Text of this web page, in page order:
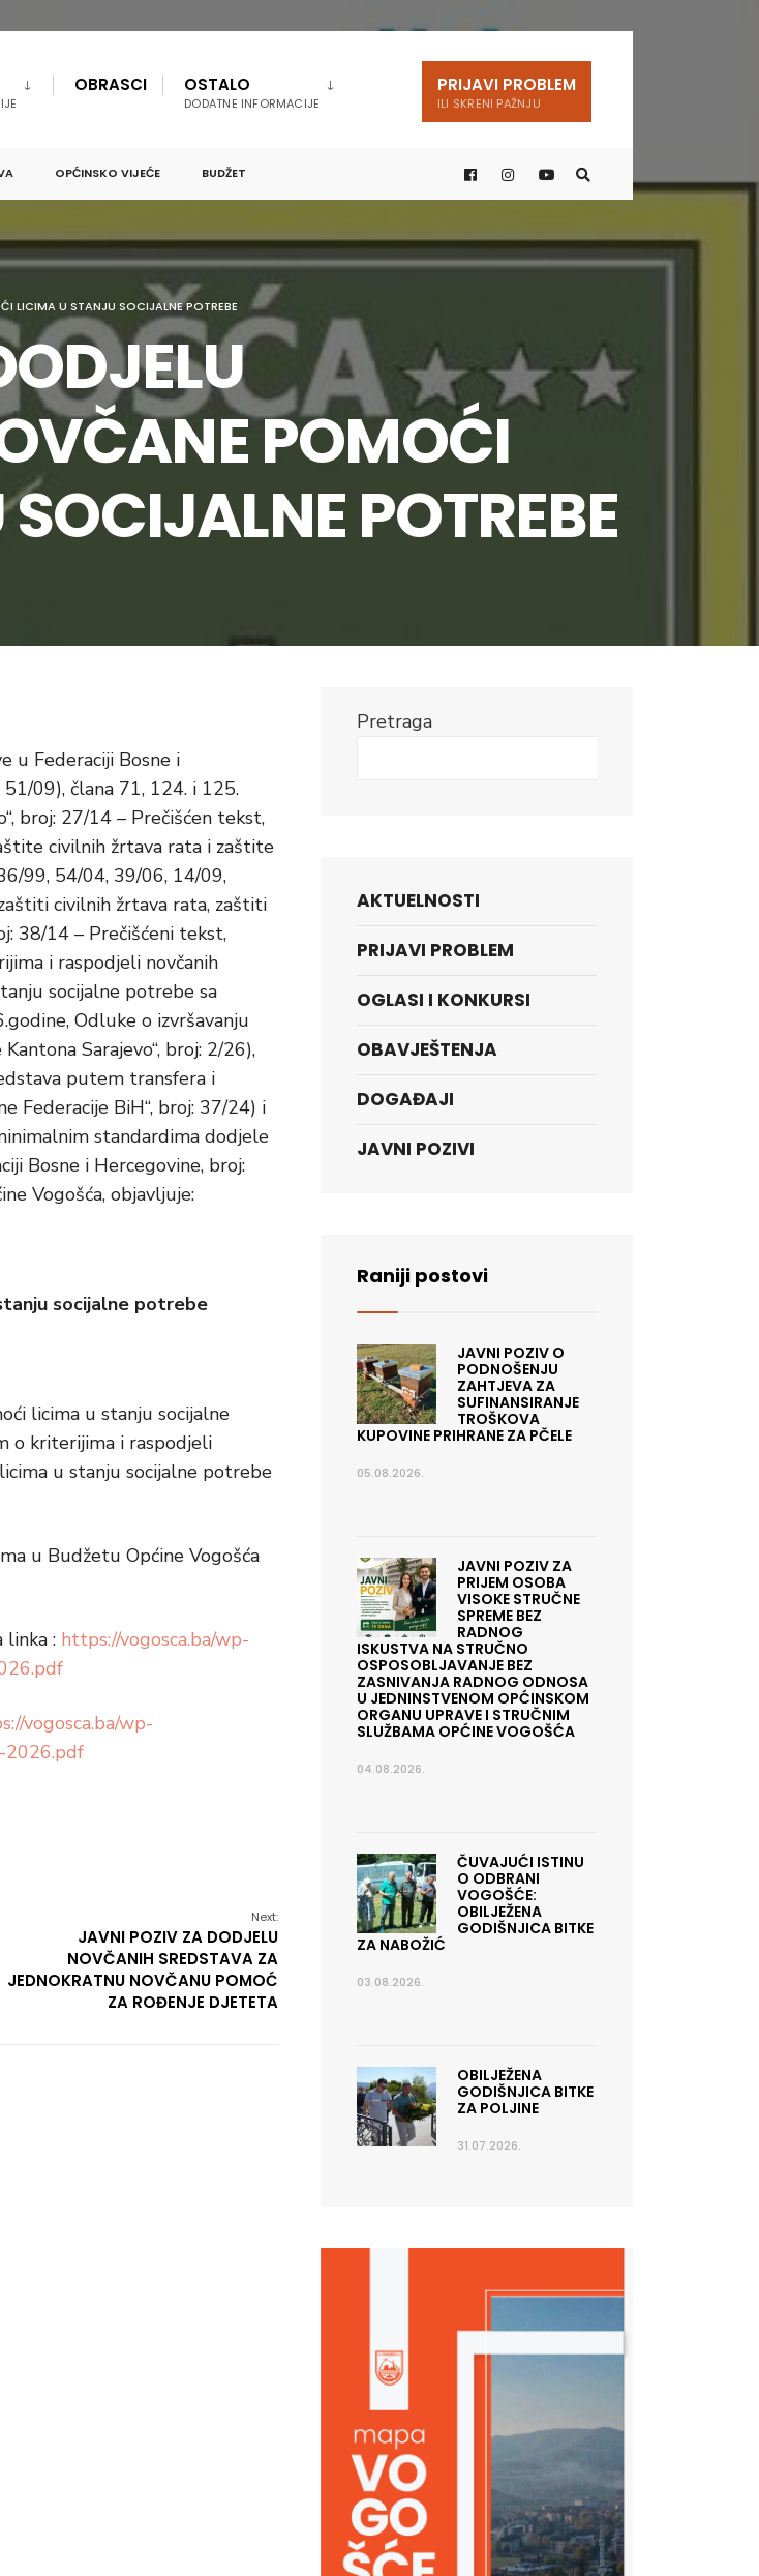
OBRASCI OSTALO
DODATNE INFORMACIJE
PRIJAVI PROBLEM
ILI SKRENI PAŽNJU
OPĆINSKO VIJEĆE BUDŽET
LICIMA U STANJU SOCIJALNE POTREBE
POMOĆI
POTREBE
u Federaciji Bosne i
09), člana 71, 124. i 125.
broj: 27/14 – Prečišćen tekst,
civilnih žrtava rata i zaštite
99, 54/04, 39/06, 14/09,
civilnih žrtava rata, zaštiti
38/14 – Prečišćeni tekst,
i raspodjeli novčanih
socijalne potrebe sa
Odluke o izvršavanju
Sarajevo“, broj: 2/26),
putem transfera i
Federacije BiH“, broj: 37/24) i
standardima dodjele
Bosne i Hercegovine, broj:
Vogošća, objavljuje:
socijalne potrebe
licima u stanju socijalne
o kriterijima i raspodjeli
u stanju socijalne potrebe
u Budžetu Općine Vogošća
linka : https://vogosca.ba/wp-
vogosca.ba/wp-
2026.pdf
Next:
JAVNI POZIV ZA DODJELU
NOVČANIH SREDSTAVA ZA
JEDNOKRATNU NOVČANU POMOĆ
ZA ROĐENJE DJETETA
Pretraga
AKTUELNOSTI
PRIJAVI PROBLEM
OGLASI I KONKURSI
OBAVJEŠTENJA
DOGAĐAJI
JAVNI POZIVI
Raniji postovi
JAVNI POZIV O
PODNOŠENJU
ZAHTJEVA ZA
SUFINANSIRANJE
TROŠKOVA
KUPOVINE PRIHRANE ZA PČELE
05.08.2026.
JAVNI POZIV ZA
PRIJEM OSOBA
VISOKE STRUČNE
SPREME BEZ
RADNOG
ISKUSTVA NA STRUČNO
OSPOSOBLJAVANJE BEZ
ZASNIVANJA RADNOG ODNOSA
U JEDNINSTVENOM OPĆINSKOM
ORGANU UPRAVE I STRUČNIM
SLUŽBAMA OPĆINE VOGOŠĆA
04.08.2026.
ČUVAJUĆI ISTINU
O ODBRANI
VOGOŠĆE:
OBILJEŽENA
GODIŠNJICA BITKE
ZA NABOŽIĆ
03.08.2026.
OBILJEŽENA
GODIŠNJICA BITKE
ZA POLJINE
31.07.2026.